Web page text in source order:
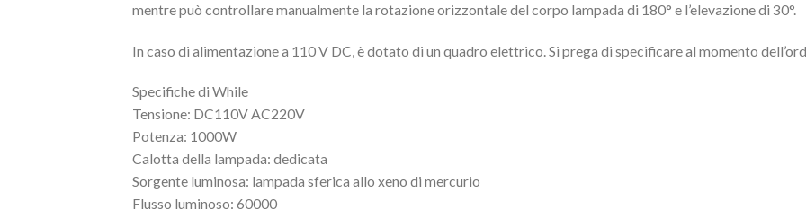
mentre può controllare manualmente la rotazione orizzontale del corpo lampada di 180° e l’elevazione di 30°.
In caso di alimentazione a 110 V DC, è dotato di un quadro elettrico. Si prega di specificare al momento
Specifiche di While
Tensione: DC110V AC220V
Potenza: 1000W
Calotta della lampada: dedicata
Sorgente luminosa: lampada sferica allo xeno di mercurio
Flusso luminoso: 60000